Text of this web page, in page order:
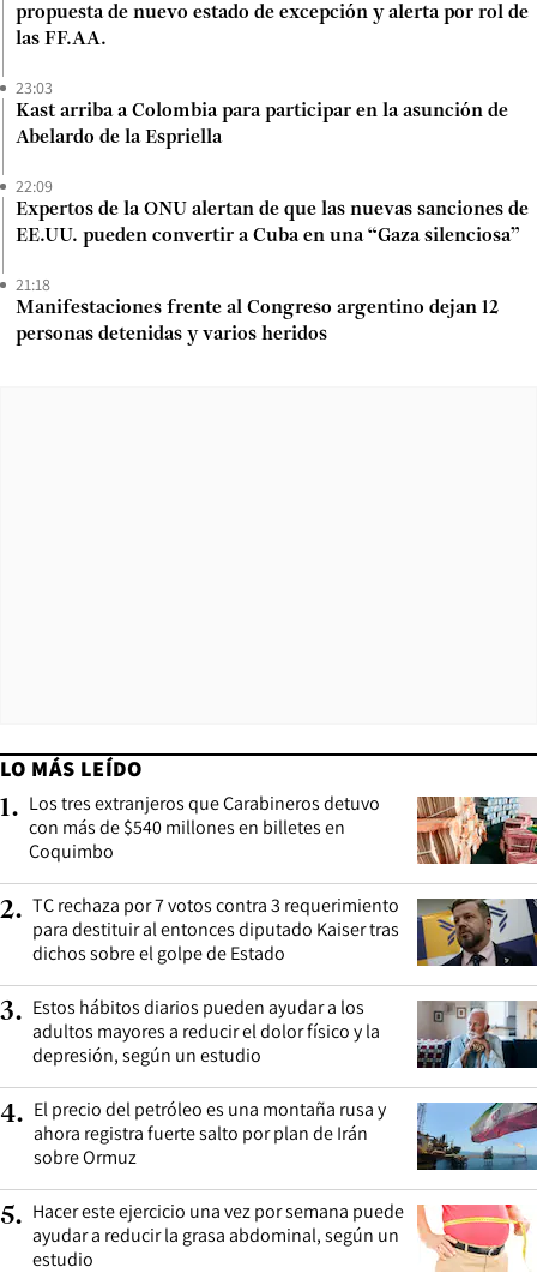
propuesta de nuevo estado de excepción y alerta por rol de
las FF.AA.
23:03
Kast arriba a Colombia para participar en la asunción de
Abelardo de la Espriella
22:09
Expertos de la ONU alertan de que las nuevas sanciones de
EE.UU. pueden convertir a Cuba en una “Gaza silenciosa”
21:18
Manifestaciones frente al Congreso argentino dejan 12
personas detenidas y varios heridos
LO MÁS LEÍDO
1. Los tres extranjeros que Carabineros detuvo
con más de $540 millones en billetes en
Coquimbo
2. TC rechaza por 7 votos contra 3 requerimiento
para destituir al entonces diputado Kaiser tras
dichos sobre el golpe de Estado
3. Estos hábitos diarios pueden ayudar a los
adultos mayores a reducir el dolor físico y la
depresión, según un estudio
4. El precio del petróleo es una montaña rusa y
ahora registra fuerte salto por plan de Irán
sobre Ormuz
5. Hacer este ejercicio una vez por semana puede
ayudar a reducir la grasa abdominal, según un
estudio